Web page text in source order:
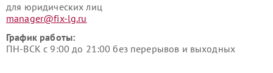
для юридических лиц
manager@fix-lg.ru
График работы:
ПН-ВСК с 9:00 до 21:00 без перерывов и выходных